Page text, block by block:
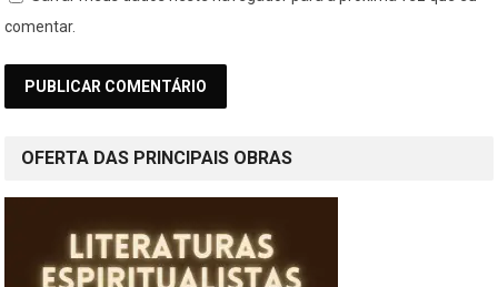
comentar.
OFERTA DAS PRINCIPAIS OBRAS